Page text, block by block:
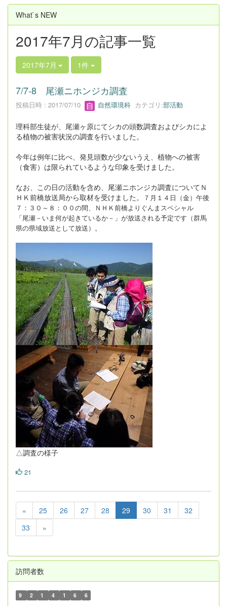
What`s NEW
2017年7月の記事一覧
2017年7月 1件
7/7-8 尾瀬ニホンジカ調査
投稿日時 : 2017/07/10 自然環境科 カテゴリ:部活動
理科部生徒が、尾瀬ヶ原にてシカの頭数調査およびシカによ
る植物の被害状況の調査を行いました。
今年は例年に比べ、発見頭数が少ないうえ、植物への被害
（食害）は限られているような印象を受けました。
なお、この日の活動を含め、尾瀬ニホンジカ調査についてＮ
ＨＫ前橋放送局から取材を受けました。
７月１４日（金）午後
７：３０～８：００の間、ＮＨＫ前橋より ぐんまスペシャル
「尾瀬－いま何が起きているか－」が放送される予定です（群馬
県の県域放送として放送）。
△調査の様子
21
« 25 26 27 28 29 30 31
32
33
»
訪問者数
9 2 1 4 1 6 6